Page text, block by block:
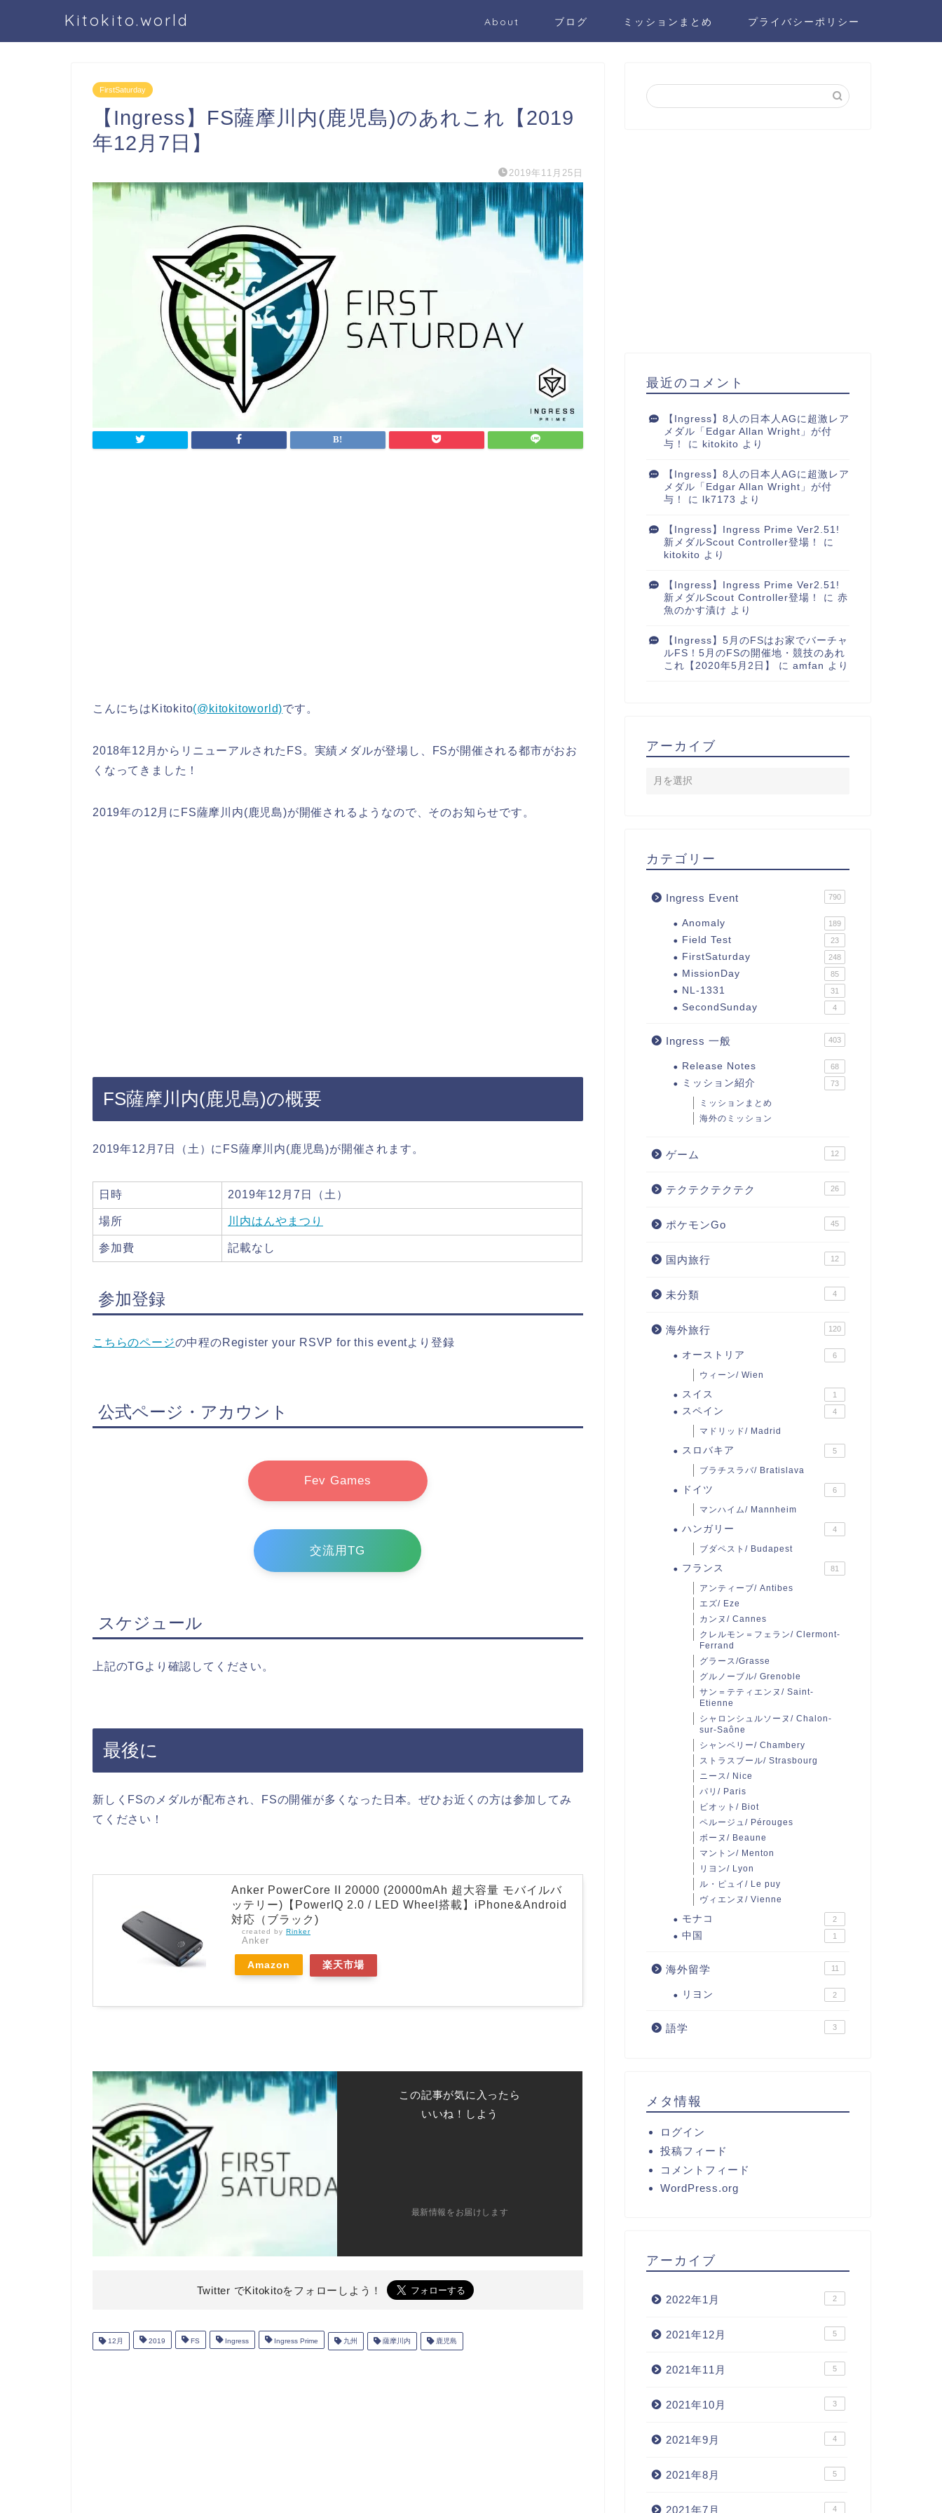
Kitokito.world About ブログ ミッションまとめ プライバシーポリシー
FirstSaturday
【Ingress】FS薩摩川内(鹿児島)のあれこれ【2019
年12月7日】
2019年11月25日
こんにちはKitokito(@kitokitoworld)です。
2018年12月からリニューアルされたFS。実績メダルが登場し、FSが開催される都市がおお
くなってきました！
2019年の12月にFS薩摩川内(鹿児島)が開催されるようなので、そのお知らせです。
FS薩摩川内(鹿児島)の概要
2019年12月7日（土）にFS薩摩川内(鹿児島)が開催されます。
日時 2019年12月7日（土）
場所 川内はんやまつり
参加費 記載なし
参加登録
こちらのページの中程のRegister your RSVP for this eventより登録
公式ページ・アカウント
Fev Games
交流用TG
スケジュール
上記のTGより確認してください。
最後に
新しくFSのメダルが配布され、FSの開催が多くなった日本。ぜひお近くの方は参加してみ
てください！
Anker PowerCore II 20000 (20000mAh 超大容量 モバイルバ
ッテリー)【PowerIQ 2.0 / LED Wheel搭載】iPhone&Android
対応（ブラック)
created by Rinker
Anker
Amazon 楽天市場
この記事が気に入ったら
いいね！しよう
最新情報をお届けします
Twitter でKitokitoをフォローしよう！
12月 2019 FS Ingress Ingress Prime 九州 薩摩川内 鹿児島
最近のコメント
【Ingress】8人の日本人AGに超激レア
メダル「Edgar Allan Wright」が付
与！
に kitokito より
【Ingress】8人の日本人AGに超激レア
メダル「Edgar Allan Wright」が付
与！
に lk7173 より
【Ingress】Ingress Prime Ver2.51!
新メダルScout Controller登場！
に
kitokito より
【Ingress】Ingress Prime Ver2.51!
新メダルScout Controller登場！
に 赤
魚のかす漬け より
【Ingress】5月のFSはお家でバーチャ
ルFS！5月のFSの開催地・競技のあれ
これ【2020年5月2日】
に amfan より
アーカイブ
カテゴリー
Ingress Event 790
Anomaly 189
Field Test 23
FirstSaturday 248
MissionDay 85
NL-1331 31
SecondSunday 4
Ingress 一般 403
Release Notes 68
ミッション紹介 73
ミッションまとめ
海外のミッション
ゲーム 12
テクテクテクテク 26
ポケモンGo 45
国内旅行 12
未分類 4
海外旅行 120
オーストリア 6
ウィーン/ Wien
スイス 1
スペイン 4
マドリッド/ Madrid
スロバキア 5
ブラチスラバ/ Bratislava
ドイツ 6
マンハイム/ Mannheim
ハンガリー 4
ブダペスト/ Budapest
フランス 81
アンティーブ/ Antibes
エズ/ Eze
カンヌ/ Cannes
クレルモン＝フェラン/ Clermont-
Ferrand
グラース/Grasse
グルノーブル/ Grenoble
サン＝テティエンヌ/ Saint-
Etienne
シャロンシュルソーヌ/ Chalon-
sur-Saône
シャンベリー/ Chambery
ストラスブール/ Strasbourg
ニース/ Nice
パリ/ Paris
ビオット/ Biot
ペルージュ/ Pérouges
ボーヌ/ Beaune
マントン/ Menton
リヨン/ Lyon
ル・ピュイ/ Le puy
ヴィエンヌ/ Vienne
モナコ 2
中国 1
海外留学 11
リヨン 2
語学 3
メタ情報
ログイン
投稿フィード
コメントフィード
WordPress.org
アーカイブ
2022年1月 2
2021年12月 5
2021年11月 5
2021年10月 3
2021年9月 4
2021年8月 5
2021年7月 4